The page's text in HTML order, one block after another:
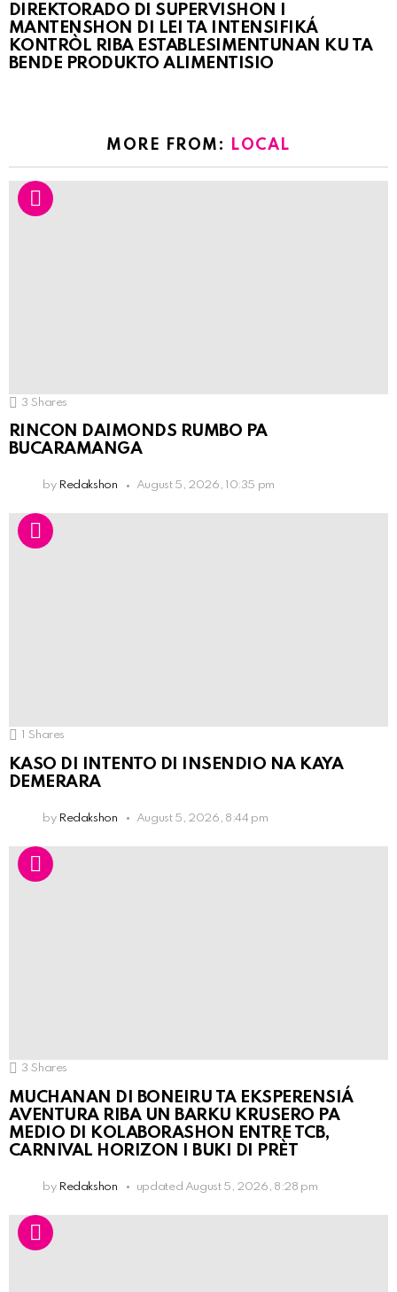
DIREKTORADO DI SUPERVISHON I
MANTENSHON DI LEI TA INTENSIFIKÁ
KONTRÒL RIBA ESTABLESIMENTUNAN KU TA
BENDE PRODUKTO ALIMENTISIO
MORE FROM: LOCAL
3 Shares
RINCON DAIMONDS RUMBO PA
BUCARAMANGA
by Redakshon August 5, 2026, 10:35 pm
Shares
KASO DI INTENTO DI INSENDIO NA KAYA
DEMERARA
by Redakshon August 5, 2026, 8:44 pm
3 Shares
MUCHANAN DI BONEIRU TA EKSPERENSIÁ
AVENTURA RIBA UN BARKU KRUSERO PA
MEDIO DI KOLABORASHON ENTRE TCB,
CARNIVAL HORIZON I BUKI DI PRÈT
by Redakshon updated August 5, 2026, 8:28 pm